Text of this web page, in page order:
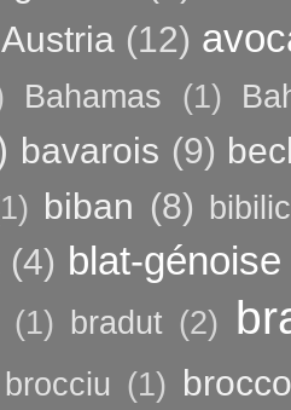
Austria (12)
Bahamas (1)
bavarois (9)
biban (8)
(4) blat-génoise
(1) bradut (2)
brocciu (1)